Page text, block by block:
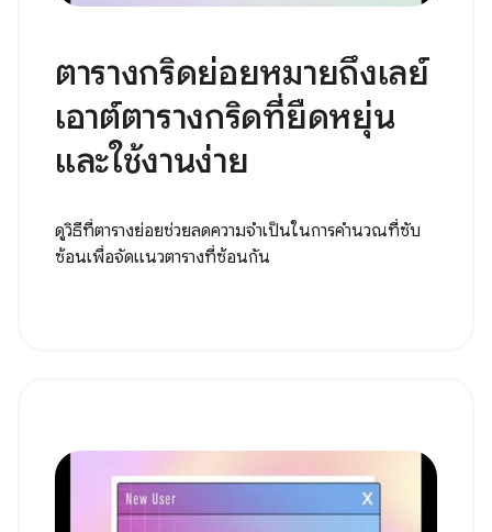
ตารางกริดย่อยหมายถึงเลย์
เอาต์ตารางกริดที่ยืดหยุ่น
และใช้งานง่าย
ดูวิธีที่ตารางย่อยช่วยลดความจำเป็นในการคำนวณที่ซับ
ซ้อนเพื่อจัดแนวตารางที่ซ้อนกัน